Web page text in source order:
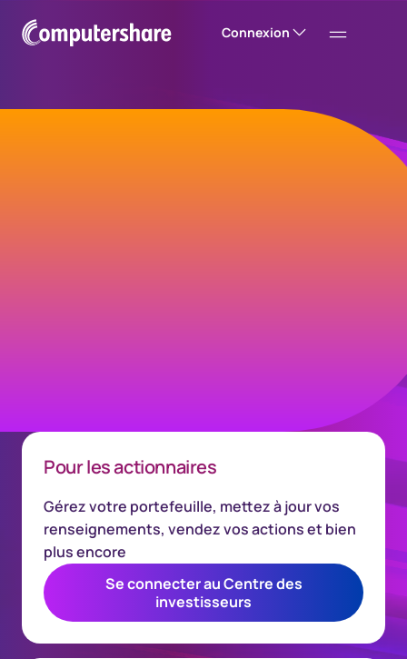
Connexion
Bienvenue chez
Computershare
Pour les actionnaires
Gérez votre portefeuille, mettez à jour vos
renseignements, vendez vos actions et bien
plus encore
Se connecter au Centre des
investisseurs